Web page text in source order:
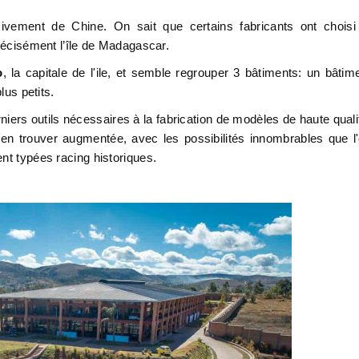
de Chine. On sait que certains fabricants ont
l’île de Madagascar.
, la capitale de l'ile, et semble regrouper 3 bâtiments: un
petits.
outils nécessaires à la fabrication de modèles de haute
trouver augmentée, avec les possibilités innombrables que
typées racing historiques.